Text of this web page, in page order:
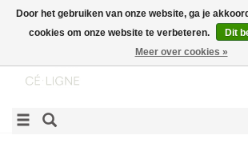
Door het gebruiken van onze website, ga je
cookies om onze website te verbeteren.
Dit
Meer over cookies »